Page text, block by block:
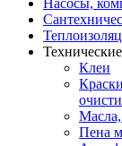
Насосы,
Клеи
Масла,
Пена